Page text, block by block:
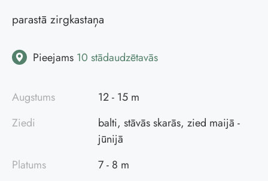
parastā zirgkastaņa
Pieejams 10 stādaudzētavās
Augstums
12 - 15 m
Ziedi
balti, stāvās skarās, zied maijā -
jūnijā
Platums
7 - 8 m